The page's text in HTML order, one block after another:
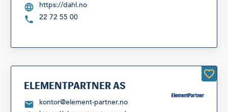
https://dahl.no
22 72 55 00
ELEMENTPARTNER AS
kontor@element-partner.no